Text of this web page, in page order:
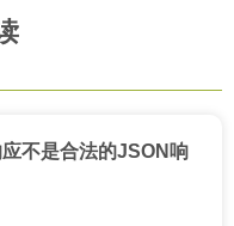
不是合法的JSON响